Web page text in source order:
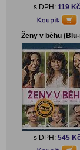
s DPH:119 Kč
Ženy v běhu
s DPH: 545 Kč